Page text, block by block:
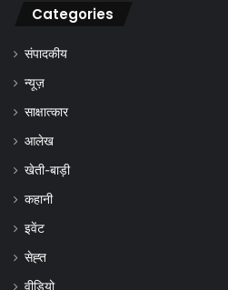
Categories
संपादकीय
न्यूज़
साक्षात्कार
आलेख
खेती-बाड़ी
कहानी
इवेंट
सेह्त
वीडियो